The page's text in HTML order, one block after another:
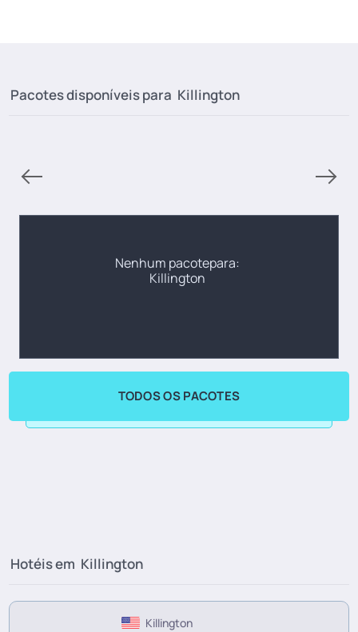
Pacotes disponíveis para Killington
Nenhum pacotepara:
Killington
TODOS OS PACOTES
Hotéis em Killington
Killington